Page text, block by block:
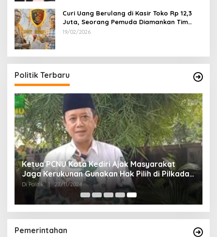
Curi Uang Berulang di Kasir Toko Rp 12,3
Juta, Seorang Pemuda Diamankan Tim
Reskrim Polsek Lenteng Sumenep
19/02/2026
Politik Terbaru
Ketua PCNU Kota Kediri Ajak Masyarakat
Jaga Kerukunan Gunakan Hak Pilih di Pilkada
2024
Di Politik | 27/11/2024
Pemerintahan